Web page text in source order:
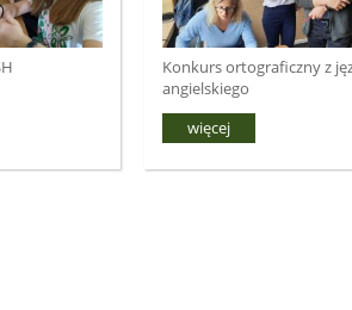
Konkurs ortograficzny z
angielskiego
więcej